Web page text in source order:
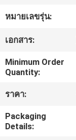
ทัวร์
โรงงาน
การ
หมายเลขรุ่น:
เอกสาร:
Minimum Order
Quantity:
ราคา:
Packaging
Details: